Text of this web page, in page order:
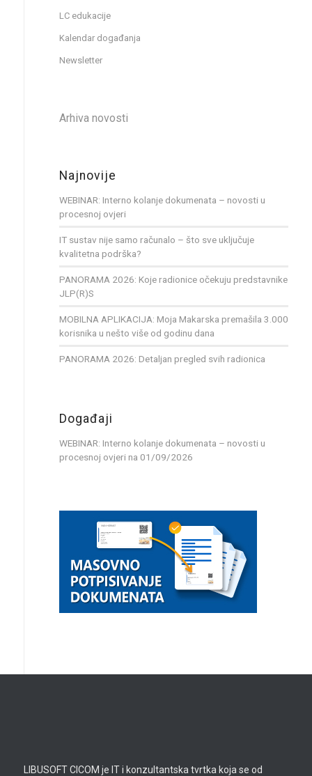
LC edukacije
Kalendar događanja
Newsletter
Arhiva novosti
Najnovije
WEBINAR: Interno kolanje dokumenata – novosti u
procesnoj ovjeri
IT sustav nije samo računalo – što sve uključuje
kvalitetna podrška?
PANORAMA 2026: Koje radionice očekuju predstavnike
JLP(R)S
MOBILNA APLIKACIJA: Moja Makarska premašila 3.000
korisnika u nešto više od godinu dana
PANORAMA 2026: Detaljan pregled svih radionica
Događaji
WEBINAR: Interno kolanje dokumenata – novosti u
procesnoj ovjeri na 01/09/2026
LIBUSOFT CICOM je IT i konzultantska tvrtka koja se od